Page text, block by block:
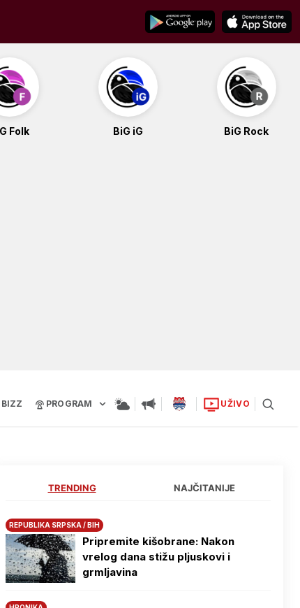
Folk BiG iG BiG Rock
BIZZ PROGRAM UŽIVO
TRENDING NAJČITANIJE
REPUBLIKA SRPSKA / BIH
Pripremite kišobrane: Nakon
vrelog dana stižu pljuskovi i
grmljavina